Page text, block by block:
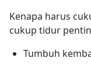
Kenapa harus
cukup tidur
Tumbuh